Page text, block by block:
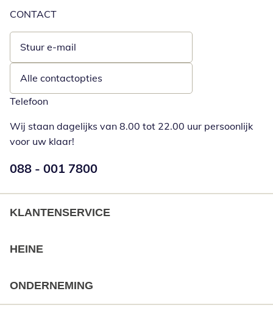
CONTACT
Stuur e-mail
Opent e-mailclient
Alle contactopties
Telefoon
Wij staan dagelijks van 8.00 tot 22.00 uur persoonlijk
voor uw klaar!
Telefoonnummer:
088 - 001 7800
KLANTENSERVICE
HEINE
ONDERNEMING